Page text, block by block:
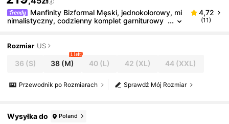
Manfinity Bizformal Męski, jednokolorowy, mi
nimalistyczny, codzienny komplet garniturowy
4,72
(11)
Rozmiar US
36 (S) 38 (M)
1 left
40(L) 42 (XL) 44 (XXL)
Sprawdź Mój Rozmiar
Przewodnik po Rozmiarach
Wysyłka do Poland